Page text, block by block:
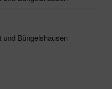
Büngelshausen